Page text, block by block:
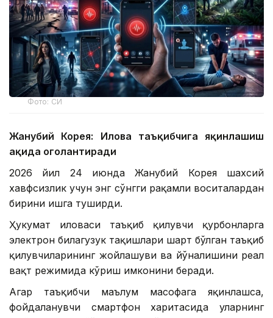
Фото: СИ
Жанубий Корея: Илова таъқибчига яқинлашиш
ҳақида огоҳлантиради
2026 йил 24 июнда Жанубий Корея шахсий
хавфсизлик учун энг сўнгги рақамли воситалардан
бирини ишга туширди.
Ҳукумат иловаси таъқиб қилувчи қурбонларга
электрон билагузук тақишлари шарт бўлган таъқиб
қилувчиларининг жойлашуви ва йўналишини реал
вақт режимида кўриш имконини беради.
Агар таъқибчи маълум масофага яқинлашса,
фойдаланувчи смартфон харитасида уларнинг